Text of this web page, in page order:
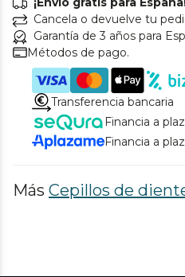
Cancela o devuelve tu
Garantía de 3 años para
Métodos de pago.
Transferencia bancaria
Financia a
Financia a
Más Cepillos de